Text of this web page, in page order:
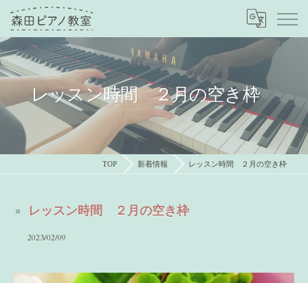
レッスン時間 ２月の空き枠
TOP 新着情報 レッスン時間 ２月の空き枠
レッスン時間 ２月の空き枠
2023/02/09